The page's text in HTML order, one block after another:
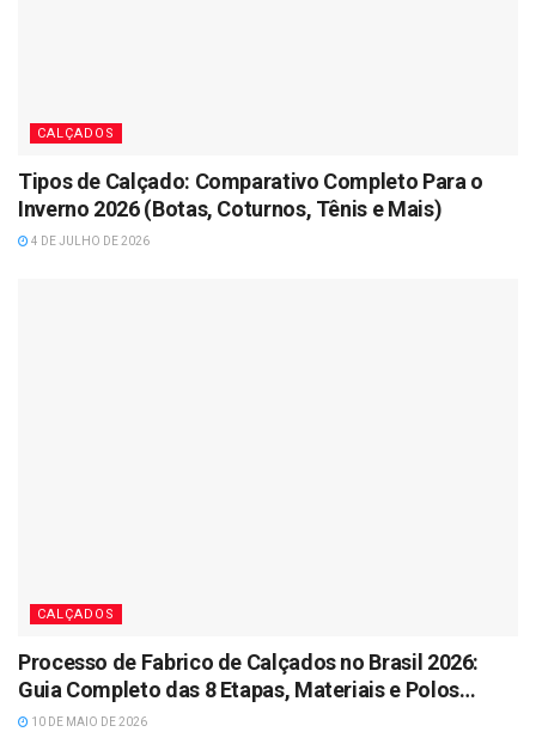
CALÇADOS
Tipos de Calçado: Comparativo Completo Para o
Inverno 2026 (Botas, Coturnos, Tênis e Mais)
4 DE JULHO DE 2026
CALÇADOS
Processo de Fabrico de Calçados no Brasil 2026:
Guia Completo das 8 Etapas, Materiais e Polos
Industriais
10 DE MAIO DE 2026